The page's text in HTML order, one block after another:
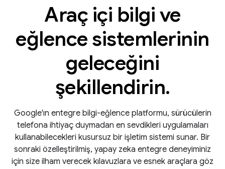
Araç içi bilgi ve
eğlence sistemlerinin
geleceğini
şekillendirin.
Google'ın entegre bilgi-eğlence platformu, sürücülerin
telefona ihtiyaç duymadan en sevdikleri uygulamaları
kullanabilecekleri kusursuz bir işletim sistemi sunar. Bir
sonraki özelleştirilmiş, yapay zeka entegre deneyiminiz
için size ilham verecek kılavuzlara ve esnek araçlara göz